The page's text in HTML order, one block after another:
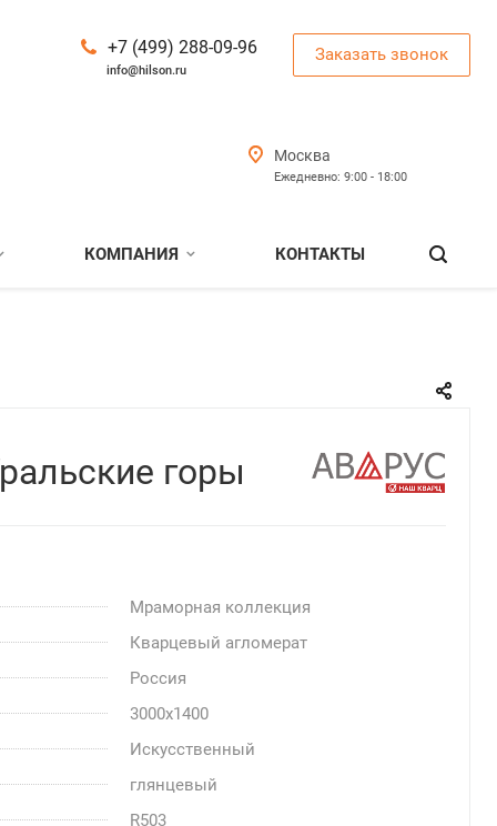
+7 (499) 288-09-96
info@hilson.ru
Заказать звонок
Москва
Ежедневно: 9:00 - 18:00
КОМПАНИЯ КОНТАКТЫ
горы
Мраморная коллекция
Кварцевый агломерат
Россия
3000x1400
Искусственный
глянцевый
R503